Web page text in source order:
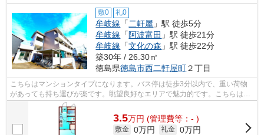
敷0 礼0
牟岐線 「 二軒屋 」駅 徒歩5分
牟岐線 「 阿波富田 」駅 徒歩21分
牟岐線 「文化の森 」駅 徒歩22分
築30年 / 26.30㎡
徳島県徳島市西二軒屋町２丁目
こちらはマンションタイプになります。バス停は徒歩3分以内で、重い荷物
があっても持ち運びが楽です。眺望良好なエリアで魅力的です。こちらは通
風良好な物件です。りんりん不動産には...
3.5万円 (管理費等：- )
敷金 0万円 礼金 0万円